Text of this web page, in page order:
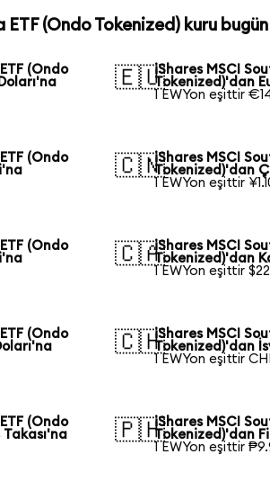
(Ondo Tokenized) kuru
(Ondo
🇪🇺iShares MSCI
Tokenized)'dan
1 EWYon eşittir
(Ondo
🇨🇳iShares MSCI
Tokenized)'dan
1 EWYon eşittir
(Ondo
🇨🇦iShares MSCI
Tokenized)'dan
1 EWYon eşittir
(Ondo
🇨🇭iShares MSCI
Tokenized)'dan
1 EWYon eşittir
(Ondo
🇵🇭iShares MSCI
Tokenized)'dan
1 EWYon eşittir